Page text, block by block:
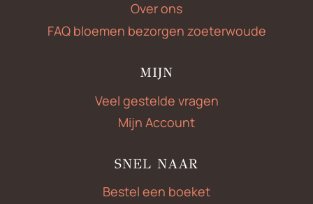
Over ons
FAQ bloemen bezorgen zoeterwoude
MIJN
Veel gestelde vragen
Mijn Account
SNEL NAAR
Bestel een boeket